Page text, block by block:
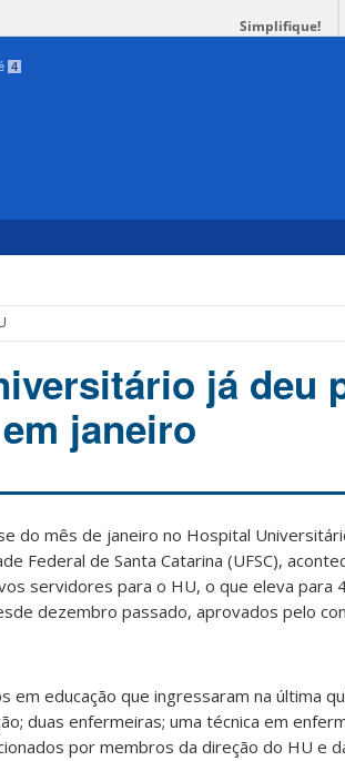
Simplifique!
4
já deu
janeiro
do mês de janeiro no Hospital
Federal de Santa Catarina (UFSC),
servidores para o HU, o que eleva para
dezembro passado, aprovados pelo
em educação que ingressaram na última
duas enfermeiras; uma técnica em
por membros da direção do HU e